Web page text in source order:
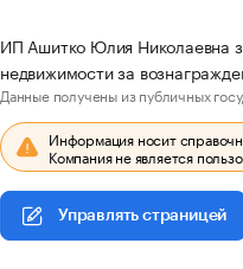
ИП Ашитко Юлия Николаевна
недвижимости за
Данные получены из публичных
Информация носит
Компания не является
Управлять страницей